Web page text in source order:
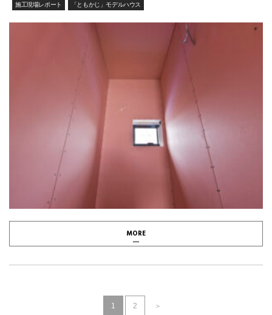
施工現場レポート 「ともかじ」モデルハウス
MORE
1 2 ＞